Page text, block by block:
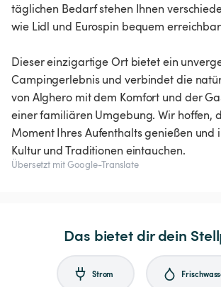
täglichen Bedarf stehen Ihnen
wie Lidl und Eurospin bequem
Dieser einzigartige Ort bietet ein
Campingerlebnis und verbindet die
von Alghero mit dem Komfort und der
einer familiären Umgebung. Wir hoffen,
Moment Ihres Aufenthalts genießen und
Kultur und Traditionen eintauchen.
Übersetzt mit Google-Translate
Das bietet dir dein
Strom